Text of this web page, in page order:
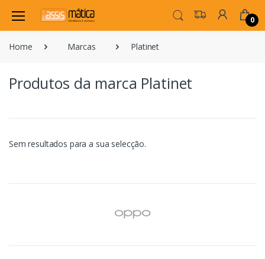
0
Home Marcas Platinet
Produtos da marca Platinet
Sem resultados para a sua selecção.